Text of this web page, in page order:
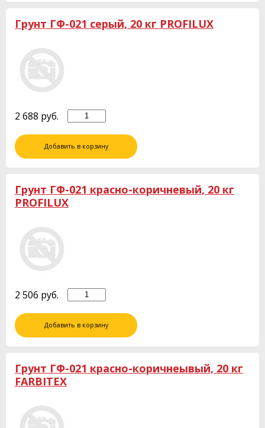
Грунт ГФ-021 серый, 20 кг PROFILUX
2 688 руб.
Добавить в корзину
Грунт ГФ-021 красно-коричневый, 20 кг
PROFILUX
2 506 руб.
Добавить в корзину
Грунт ГФ-021 красно-коричнеывый, 20 кг
FARBITEX